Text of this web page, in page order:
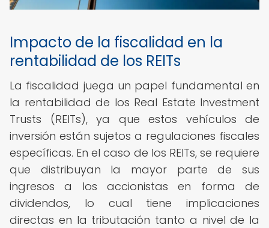
Impacto de la fiscalidad en la
rentabilidad de los REITs
La fiscalidad juega un papel fundamental en
la rentabilidad de los Real Estate Investment
Trusts (REITs), ya que estos vehículos de
inversión están sujetos a regulaciones fiscales
específicas. En el caso de los REITs, se requiere
que distribuyan la mayor parte de sus
ingresos a los accionistas en forma de
dividendos, lo cual tiene implicaciones
directas en la tributación tanto a nivel de la